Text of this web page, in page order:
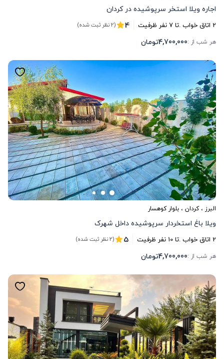
اجاره ویلا استخر سرپوشیده در کردان
2 اتاق خواب .تا7نفر ظرفیت 4 (2 نظر ثبت شده)
هر شب از :4,700,000تومان
البرز ،کردان ، بلوار کوهسار
ویلا باغ استخردار سرپوشیده داخل شهرک
2 اتاق خواب .تا10 نفر ظرفیت 5 (2 نظر ثبت شده)
هر شب از :4,700,000تومان